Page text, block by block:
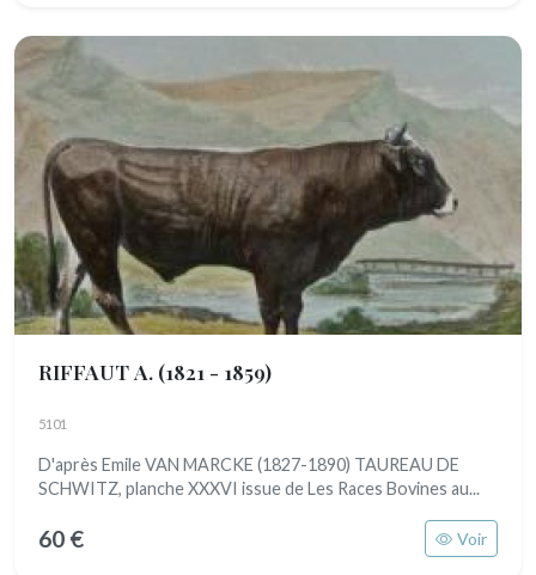
RIFFAUT A. (1821 - 1859)
5101
D'après Emile VAN MARCKE (1827-1890) TAUREAU DE
SCHWITZ, planche XXXVI issue de Les Races Bovines au...
60 € Voir